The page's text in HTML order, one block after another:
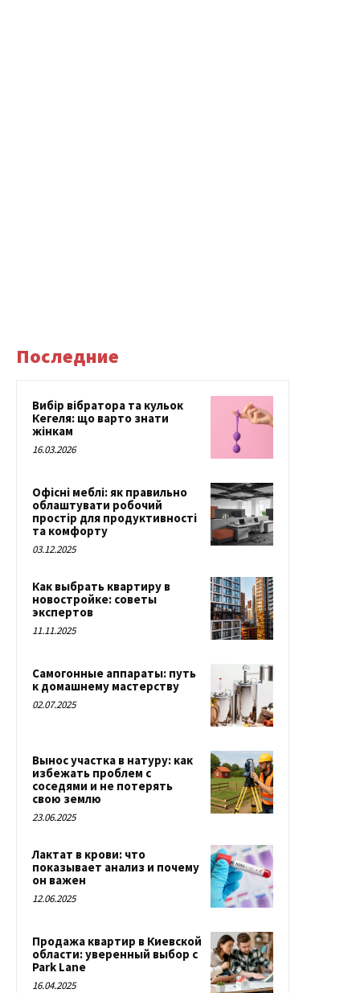
Последние
Вибір вібратора та кульок
Кегеля: що варто знати
жінкам
16.03.2026
Офісні меблі: як правильно
облаштувати робочий
простір для продуктивності
та комфорту
03.12.2025
Как выбрать квартиру в
новостройке: советы
экспертов
11.11.2025
Самогонные аппараты: путь
к домашнему мастерству
02.07.2025
Вынос участка в натуру: как
избежать проблем с
соседями и не потерять
свою землю
23.06.2025
Лактат в крови: что
показывает анализ и почему
он важен
12.06.2025
Продажа квартир в Киевской
области: уверенный выбор с
Park Lane
16.04.2025